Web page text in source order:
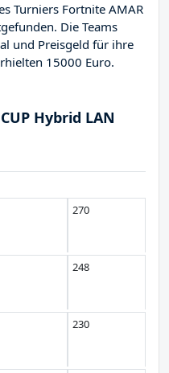
Turniers Fortnite AMAR
Die Teams
und Preisgeld für ihre
15000 Euro.
Hybrid LAN
270
248
230